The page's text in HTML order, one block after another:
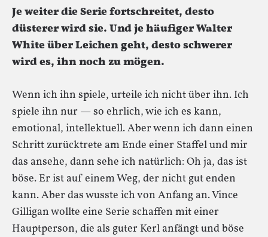
Je weiter die Serie fortschreitet, desto
düsterer wird sie. Und je häufiger Walter
White über Leichen geht, desto schwerer
wird es, ihn noch zu mögen.
Wenn ich ihn spiele, urteile ich nicht über ihn. Ich
spiele ihn nur — so ehrlich, wie ich es kann,
emotional, intellektuell. Aber wenn ich dann einen
Schritt zurücktrete am Ende einer Staffel und mir
das ansehe, dann sehe ich natürlich: Oh ja, das ist
böse. Er ist auf einem Weg, der nicht gut enden
kann. Aber das wusste ich von Anfang an. Vince
Gilligan wollte eine Serie schaffen mit einer
Hauptperson, die als guter Kerl anfängt und böse